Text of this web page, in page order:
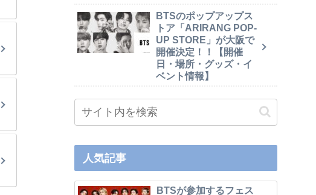
BTSのポップアップス
トア「ARIRANG POP-
UP STORE」が大阪で
開催決定！！【開催
日・場所・グッズ・イ
ベント情報】
人気記事
BTSが参加するフェス